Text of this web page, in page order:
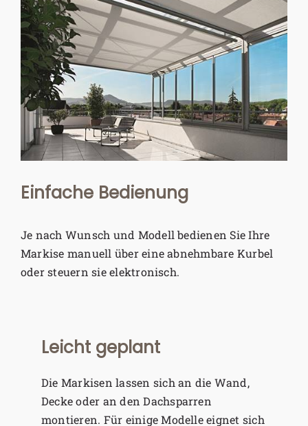
Einfache Bedienung
Je nach Wunsch und Modell bedienen Sie Ihre
Markise manuell über eine abnehmbare Kurbel
oder steuern sie elektronisch.
Leicht geplant
Die Markisen lassen sich an die Wand,
Decke oder an den Dachsparren
montieren. Für einige Modelle eignet sich